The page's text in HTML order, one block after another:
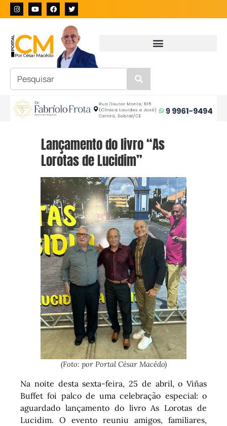
Lançamento do livro “As
Lorotas de Lucidim”
(Foto: por Portal César Macêdo)
Na noite desta sexta-feira, 25 de abril, o Viñas
Buffet foi palco de uma celebração especial: o
aguardado lançamento do livro As Lorotas de
Lucidim. O evento reuniu amigos, familiares,